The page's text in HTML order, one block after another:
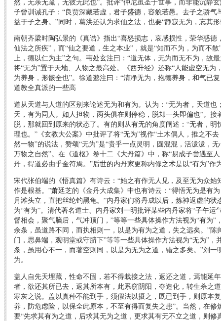
子曾训诫孔子：“良贾深藏若虚，君子盛德，容貌若愚。去子之骄气
益于子之身。”同时，葛洪还认为求仙之法，也要“静寂无为，忘其
南朝齐梁时陶弘景的《真诰》指出“喜怒损志，哀感损性，荣华惑德
仙法之所疾”，而“仙之要道，生之本业”，就是“知而不为，为而不
上，德以仁为主”之句。韦处玄注曰：“道无体，无为而无不为，故
将“无为”置于天地、人物之最高处。《西升经》还称“人能虚空无为
为养身，形骸全也”。徐道邈注曰：“清净无为，抱德养身，和气已
道教全真派的一些高
道从天道与人道的区别来论述无为和有为。认为：“无为者，天道也
天，有为同人。如人担物，两头俱在则停稳，脱却一头即偏也”。
脱，那就回到原来的状态了。有的则从有无的角度闸述：“无者，
理也。”《玄教大公案》中批评了将“无为”视作“土木偶人，推之不
然一物”的说法，赞颂“无为”是“贵乎一点灵明，圆混混，活泼泼，
万物之自然”。在《道枢》卷十二《大丹篇》中，称“易成子尝遇至
丹，得道必由乎金符焉。”后世的内丹家更称内修之术是以“有为”作
宋代张伯端的《悟真篇》有诗云：“始之有作无人见，及至无为众始
作是根基。”萧廷芝的《金丹大成集》中也有诗云：“得悟无为是有
月滩头立，直把丝纶钓黑龟。”内丹家们将丹成以后，炼神返虚的状
为“有为”。清代著名道士、内丹家刘一明批评某些内丹家将“子午运
督相会，聚气脑后，气冲顶门，”等等一些具体操作方法视为“有为”
余条，虽道路不同，而执相则一，以是为有为之道，失之远矣。”陈
门，思鼻端，观明堂或守脐下”等等一些具体操作方法视为“无为”，
条，虽用心不一，而著空则同，以是为无为之道，错之多矣。”刘一
为。
盖人自先天埋藏，性命不固，若不得栽接之法，返还之道，焉能延
者，欲还其所已去，返其所本有，此系窃阴阳，夺造化，转生杀之
寒灰之说。盖以真种不能到手，须假法以摄之，既已到手，则原本
养，防危虑险，以保全此原本，不至有得而复失之患”。当然，在修
要“先求其有为之道，后求其无为之道，更求其有无不立之道，则修